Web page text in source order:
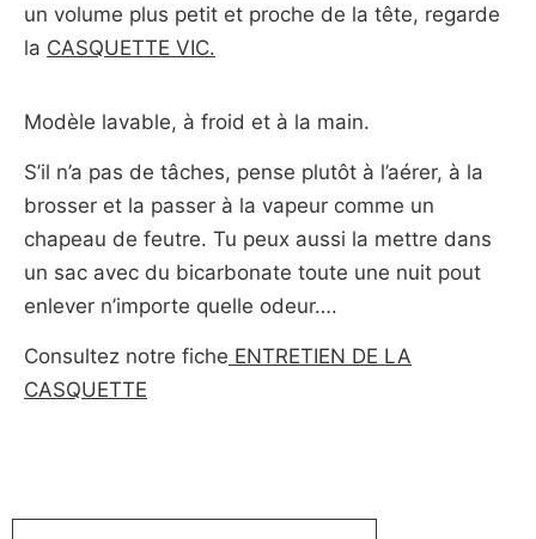
un volume plus petit et proche de la tête, regarde
la CASQUETTE VIC.
Modèle lavable, à froid et à la main.
S’il n’a pas de tâches, pense plutôt à l’aérer, à la
brosser et la passer à la vapeur comme un
chapeau de feutre. Tu peux aussi la mettre dans
un sac avec du bicarbonate toute une nuit pout
enlever n’importe quelle odeur….
Consultez notre fiche ENTRETIEN DE LA
CASQUETTE